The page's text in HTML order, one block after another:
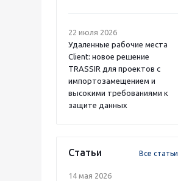
22 июля 2026
Удаленные рабочие места
Client: новое решение
TRASSIR для проектов с
импортозамещением и
высокими требованиями к
защите данных
Статьи Все статьи
14 мая 2026